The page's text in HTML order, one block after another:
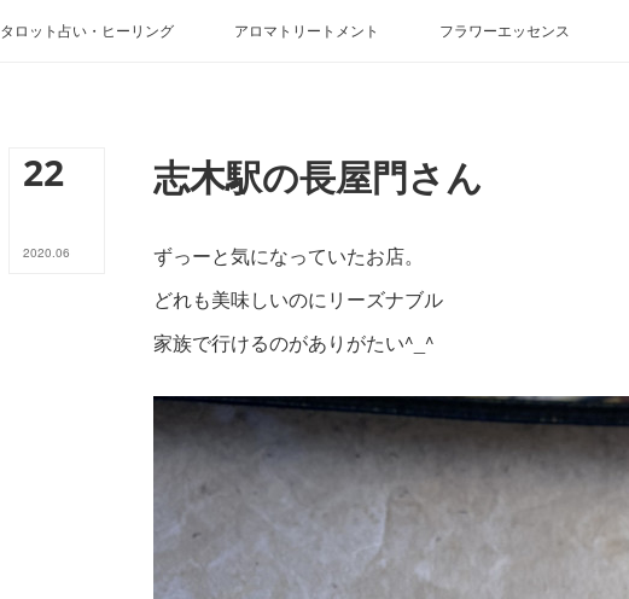
タロット占い・ヒーリング アロマトリートメント フラワーエッセンス
22
2020.06
志木駅の長屋門さん
ずっーと気になっていたお店。
どれも美味しいのにリーズナブル
家族で行けるのがありがたい^_^